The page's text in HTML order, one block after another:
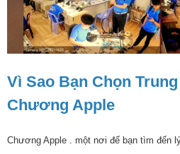
Vì Sao Bạn Chọn
Chương Apple
Chương Apple . một nơi để bạn tìm đến